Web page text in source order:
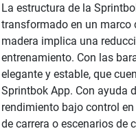
La estructura de la
transformado en un marco
madera implica una
entrenamiento. Con las
elegante y estable, que
Sprintbok App. Con ayuda
rendimiento bajo control
de carrera o escenarios de